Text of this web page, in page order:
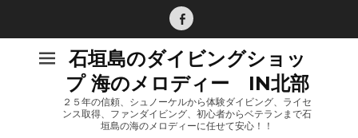
Facebook
石垣島のダイビングショッ
プ 海のメロディー IN北部
２５年の信頼、シュノーケルから体験ダイビング、ライセ
ンス取得、ファンダイビング、初心者からベテランまで石
垣島の海のメロディーに任せて安心！！